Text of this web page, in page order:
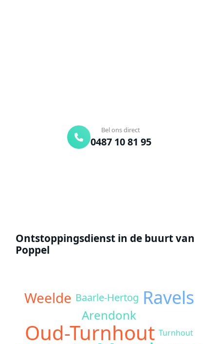
Bel ons direct
0487 10 81 95
Ontstoppingsdienst in de buurt van
Poppel
Weelde Baarle-Hertog Ravels
Arendonk
Oud-Turnhout Turnhout